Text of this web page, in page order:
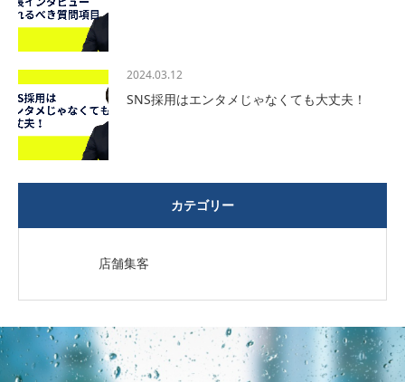
2024.03.12
SNS採用はエンタメじゃなくても大丈夫！
カテゴリー
店舗集客